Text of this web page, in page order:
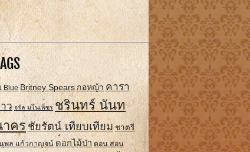
Blue Britney Spears กอหญ้า คารา
ว จรัล มโนเพ็ชร ชรินทร์ นันท
คร ชัยรัตน์ เทียบเทียม ชาตรี
พล แก้วกาญจน์ ดอกไม้ป่า ดอน สอน